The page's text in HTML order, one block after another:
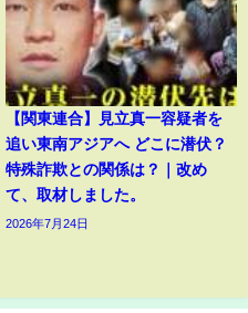
【関東連合】見立真一容疑者を
追い東南アジアへ どこに潜伏？
特殊詐欺との関係は？｜改め
て、取材しました。
2026年7月24日